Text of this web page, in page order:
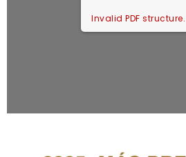
Invalid PDF structure.